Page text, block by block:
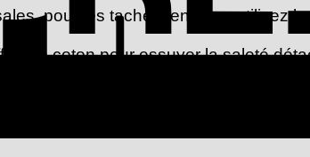
pour les taches tenaces, utilisez
en coton pour essuyer la saleté
de tapir et, après séchage avec
Idéal pour un nettoyage rapide et